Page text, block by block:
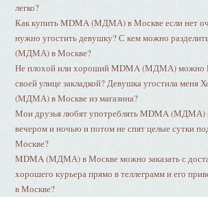
легко?
Как купить MDMA (МДМА) в Москве если нет
нужно угостить девушку? С кем можно
(МДМА) в Москве?
Не плохой или хороший MDMA (МДМА) можно
своей улице закладкой? Девушка угостила
(МДМА) в Москве из магазина?
Мои друзья любят употреблять MDMA (МДМА)
вечером и ночью и потом не спят целые сутки
Москве?
MDMA (МДМА) в Москве можно заказать с
хорошего курьера прямо в теллеграмм и его
в Москве?